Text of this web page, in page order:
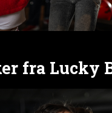
fra Lucky